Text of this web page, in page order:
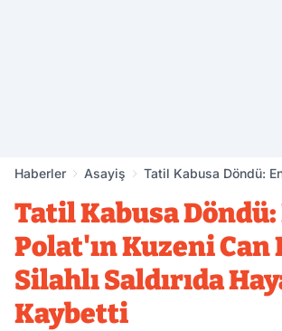
Haberler Asayiş
Tatil Kabusa Döndü:
Hayatını Kaybetti
Tatil Kabusa
Polat'ın Kuzeni Can
Silahlı Saldırıda
Kaybetti